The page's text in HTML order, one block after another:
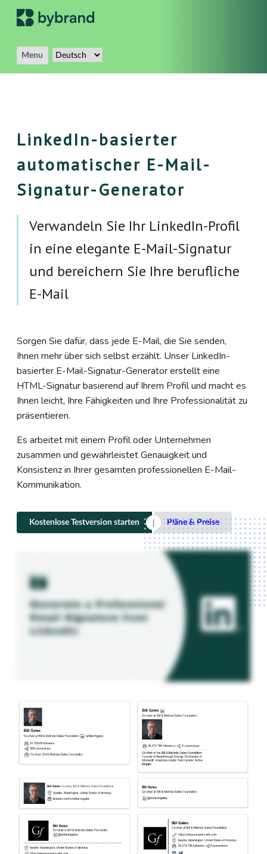
Menu
LinkedIn-basierter
automatischer E-Mail-
Signatur-Generator
Verwandeln Sie Ihr LinkedIn-Profil
in eine elegante E-Mail-Signatur
und bereichern Sie Ihre berufliche
E-Mail
Sorgen Sie dafür, dass jede E-Mail, die Sie senden,
Ihnen mehr über sich selbst erzählt. Unser LinkedIn-
basierter E-Mail-Signatur-Generator erstellt eine
HTML-Signatur basierend auf Ihrem Profil und macht es
Ihnen leicht, Ihre Fähigkeiten und Ihre Professionalität zu
präsentieren.
Es arbeitet mit einem Profil oder Unternehmen
zusammen und gewährleistet Genauigkeit und
Konsistenz in Ihrer gesamten professionellen E-Mail-
Kommunikation.
Kostenlose Testversion starten Pläne & Preise